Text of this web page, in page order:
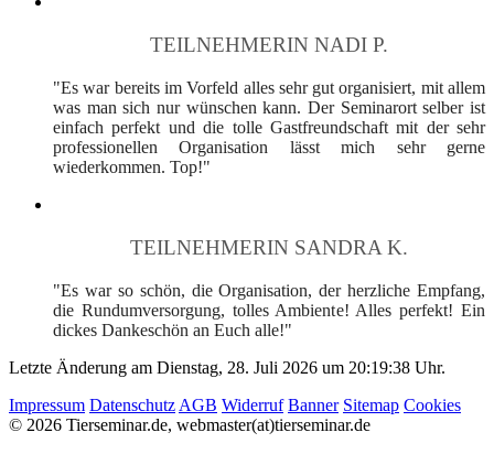
TEILNEHMERIN NADI P.
"Es war bereits im Vorfeld alles sehr gut organisiert, mit allem
was man sich nur wünschen kann. Der Seminarort selber ist
einfach perfekt und die tolle Gastfreundschaft mit der sehr
professionellen Organisation lässt mich sehr gerne
wiederkommen. Top!"
TEILNEHMERIN SANDRA K.
"Es war so schön, die Organisation, der herzliche Empfang,
die Rundumversorgung, tolles Ambiente! Alles perfekt! Ein
dickes Dankeschön an Euch alle!"
Letzte Änderung am Dienstag, 28. Juli 2026 um 20:19:38 Uhr.
Impressum DatenschutzAGB Widerruf Banner Sitemap Cookies
© 2026 Tierseminar.de, webmaster(at)tierseminar.de